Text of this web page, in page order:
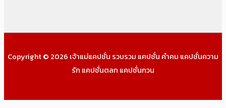
Copyright © 2026 เจ้าแม่แคปชั่น รวบรวม แคปชั่น คำคม แคปชั่นความ
รัก แคปชั่นตลก แคปชั่นกวน